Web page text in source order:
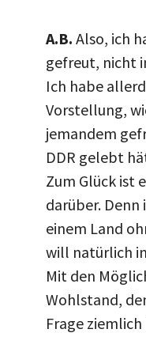
A.B. Also, ich
gefreut, nicht
Ich habe
Vorstellung,
jemandem
DDR gelebt
Zum Glück ist
darüber.
einem Land
will natürlich
Mit den
Wohlstand,
Frage